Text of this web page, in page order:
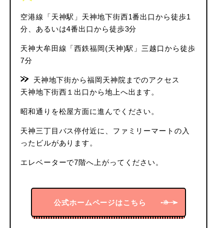
空港線「天神駅」天神地下街西1番出口から徒歩1
分、あるいは4番出口から徒歩3分
天神大牟田線「西鉄福岡(天神)駅」三越口から徒歩
7分
天神地下街から福岡天神院までのアクセス
天神地下街西１出口から地上へ出ます。
昭和通りを松屋方面に進んでください。
天神三丁目バス停付近に、ファミリーマートの入
ったビルがあります。
エレベーターで7階へ上がってください。
公式ホームページはこちら